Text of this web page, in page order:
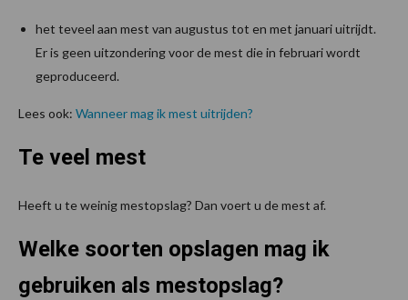
het teveel aan mest van augustus tot en met januari uitrijdt.
Er is geen uitzondering voor de mest die in februari wordt
geproduceerd.
Lees ook: Wanneer mag ik mest uitrijden?
Te veel mest
Heeft u te weinig mestopslag? Dan voert u de mest af.
Welke soorten opslagen mag ik
gebruiken als mestopslag?